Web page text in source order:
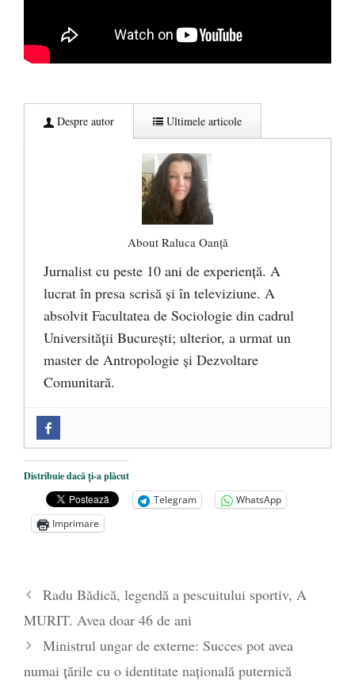
Despre autor Ultimele articole
About Raluca Oanță
Jurnalist cu peste 10 ani de experiență. A
lucrat în presa scrisă și în televiziune. A
absolvit Facultatea de Sociologie din cadrul
Universității București; ulterior, a urmat un
master de Antropologie și Dezvoltare
Comunitară.
Mănăstirea „Sfânta Ana” Rohia. Părintele
Nicolae Steinhardt, comemorat la 102 ani
de la naștere - 29 iulie 2024
„Carnea cultivată” în laborator, tot mai
Părintele mărturisitor Constantin
Voicescu, pomenit, duminică, la
Distribuie dacă ți-a plăcut
Telegram
WhatsApp
Imprimare
Radu Bădică, legendă a pescuitului sportiv, A
MURIT. Avea doar 46 de ani
Ministrul ungar de externe: Succes pot avea
numai ţările cu o identitate naţională puternică